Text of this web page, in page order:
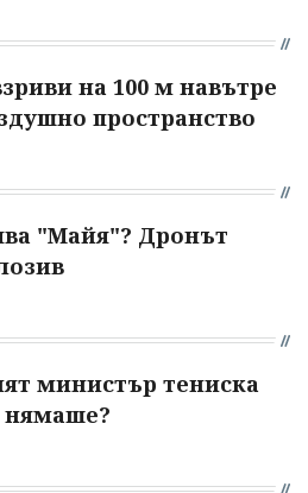
на 100 м навътре
пространство
"Майя"? Дронът
министър тениска
нямаше?